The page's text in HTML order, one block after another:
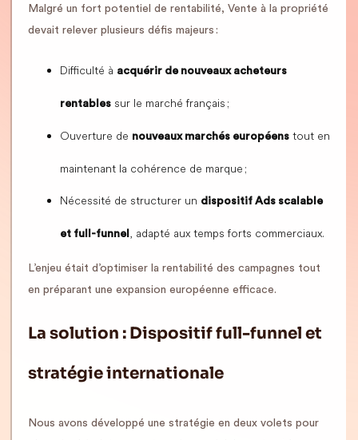
Malgré un fort potentiel de rentabilité, Vente à la propriété
devait relever plusieurs défis majeurs :
Difficulté à acquérir de nouveaux acheteurs
rentables sur le marché français ;
Ouverture de nouveaux marchés européens tout en
maintenant la cohérence de marque ;
Nécessité de structurer un dispositif Ads scalable
et full-funnel , adapté aux temps forts commerciaux.
L’enjeu était d’optimiser la rentabilité des campagnes tout
en préparant une expansion européenne efficace.
La solution : Dispositif full-funnel et
stratégie internationale
Nous avons développé une stratégie en deux volets pour